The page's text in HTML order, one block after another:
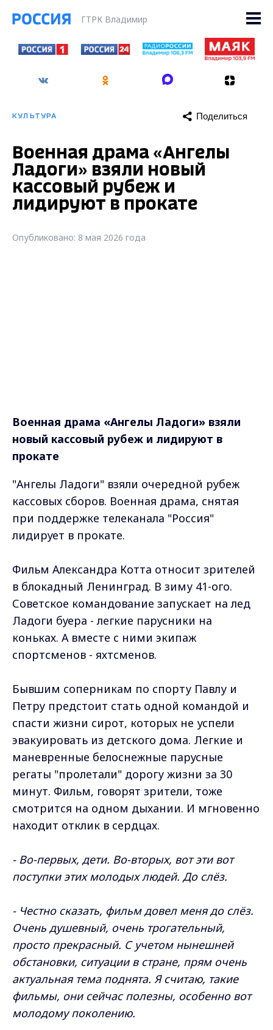
ГТРК Владимир
КУЛЬТУРА Поделиться
Военная драма «Ангелы
Ладоги» взяли новый
кассовый рубеж и
лидируют в прокате
Опубликовано: 8 мая 2026 года
Военная драма «Ангелы Ладоги» взяли
новый кассовый рубеж и лидируют в
прокате
"Ангелы Ладоги" взяли очередной рубеж
кассовых сборов. Военная драма, снятая
при поддержке телеканала "Россия"
лидирует в прокате.
Фильм Александра Котта относит зрителей
в блокадный Ленинград. В зиму 41-ого.
Советское командование запускает на лед
Ладоги буера - легкие парусники на
коньках. А вместе с ними экипаж
спортсменов - яхтсменов.
Бывшим соперникам по спорту Павлу и
Петру предстоит стать одной командой и
спасти жизни сирот, которых не успели
эвакуировать из детского дома. Легкие и
маневренные белоснежные парусные
регаты "пролетали" дорогу жизни за 30
минут. Фильм, говорят зрители, тоже
смотрится на одном дыхании. И мгновенно
находит отклик в сердцах.
- Во-первых, дети. Во-вторых, вот эти вот
поступки этих молодых людей. До слёз.
- Честно сказать, фильм довел меня до слёз.
Очень душевный, очень трогательный,
просто прекрасный. С учетом нынешней
обстановки, ситуации в стране, прям очень
актуальная тема поднята. Я считаю, такие
фильмы, они сейчас полезны, особенно вот
молодому поколению.